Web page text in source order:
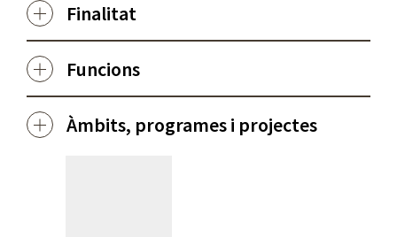
Finalitat
Funcions
Àmbits, programes i projectes